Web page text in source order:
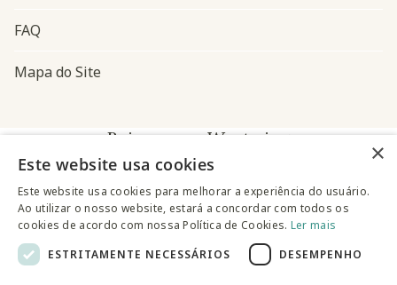
FAQ
Mapa do Site
Baixe o app Westwing
×
Este website usa cookies
Este website usa cookies para melhorar a experiência do usuário.
Ao utilizar o nosso website, estará a concordar com todos os
cookies de acordo com nossa Política de Cookies. Ler mais
ESTRITAMENTE NECESSÁRIOS
DESEMPENHO